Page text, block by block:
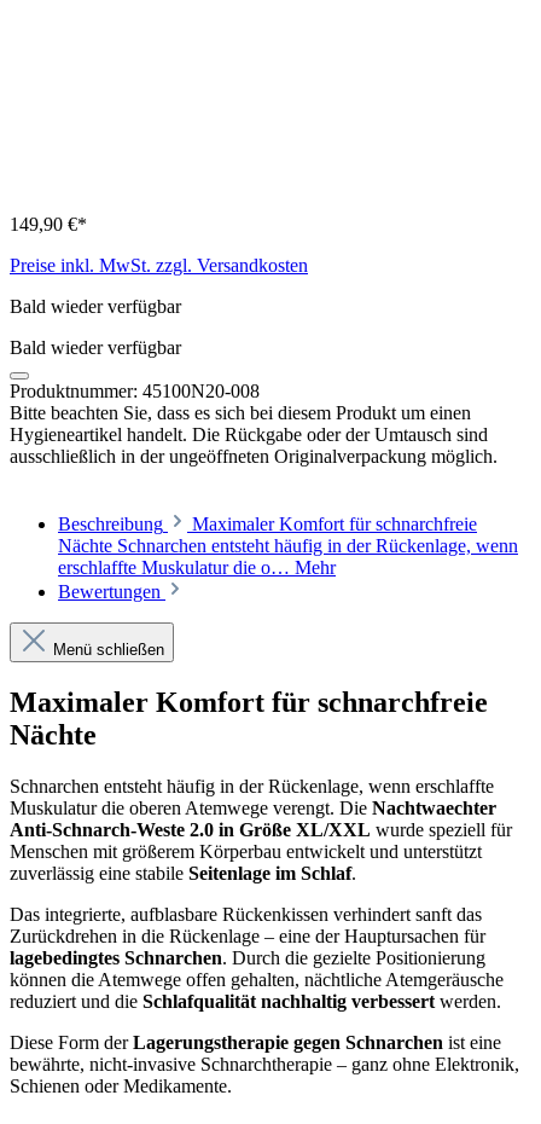
149,90 €*
Preise inkl. MwSt. zzgl. Versandkosten
Bald wieder verfügbar
Bald wieder verfügbar
Produktnummer: 45100N20-008
Bitte beachten Sie, dass es sich bei diesem Produkt um einen
Hygieneartikel handelt. Die Rückgabe oder der Umtausch sind
ausschließlich in der ungeöffneten Originalverpackung möglich.
Beschreibung
Maximaler Komfort für schnarchfreie
Nächte Schnarchen entsteht häufig in der Rückenlage, wenn
erschlaffte Muskulatur die o… Mehr
Bewertungen
Menü schließen
Maximaler Komfort für schnarchfreie
Nächte
Schnarchen entsteht häufig in der Rückenlage, wenn erschlaffte
Muskulatur die oberen Atemwege verengt. Die Nachtwaechter
Anti-Schnarch-Weste 2.0 in Größe XL/XXL wurde speziell für
Menschen mit größerem Körperbau entwickelt und unterstützt
zuverlässig eine stabile Seitenlage im Schlaf.
Das integrierte, aufblasbare Rückenkissen verhindert sanft das
Zurückdrehen in die Rückenlage – eine der Hauptursachen für
lagebedingtes Schnarchen. Durch die gezielte Positionierung
können die Atemwege offen gehalten, nächtliche Atemgeräusche
reduziert und die Schlafqualität nachhaltig verbessert werden.
Diese Form derLagerungstherapie gegen Schnarchen ist eine
bewährte, nicht-invasive Schnarchtherapie – ganz ohne Elektronik,
Schienen oder Medikamente.